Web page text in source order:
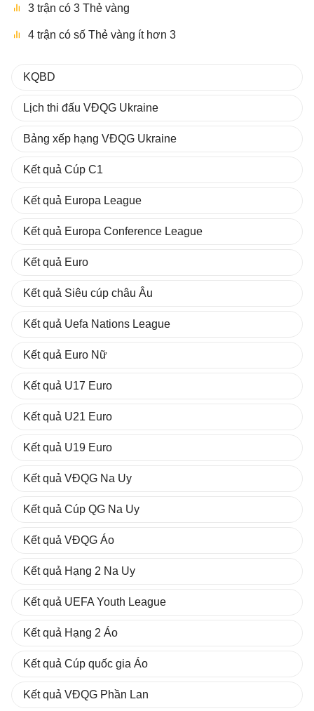
3 trận có 3 Thẻ vàng
4 trận có số Thẻ vàng ít hơn 3
KQBD
Lịch thi đấu VĐQG Ukraine
Bảng xếp hạng VĐQG Ukraine
Kết quả Cúp C1
Kết quả Europa League
Kết quả Europa Conference League
Kết quả Euro
Kết quả Siêu cúp châu Âu
Kết quả Uefa Nations League
Kết quả Euro Nữ
Kết quả U17 Euro
Kết quả U21 Euro
Kết quả U19 Euro
Kết quả VĐQG Na Uy
Kết quả Cúp QG Na Uy
Kết quả VĐQG Áo
Kết quả Hạng 2 Na Uy
Kết quả UEFA Youth League
Kết quả Hạng 2 Áo
Kết quả Cúp quốc gia Áo
Kết quả VĐQG Phần Lan